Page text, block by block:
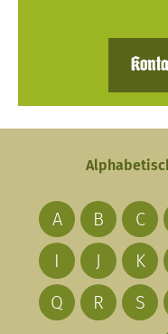
A B C
I
J K
Q
R S